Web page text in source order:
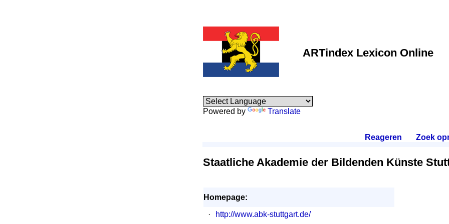
ARTindex Lexicon Online
Powered by Translate
Reageren Zoek
Staatliche Akademie der Bildenden Künste
Homepage:
·
http://www.abk-stuttgart.de/